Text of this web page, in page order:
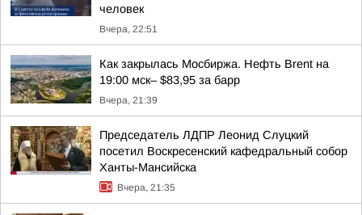
человек
Вчера, 22:51
Как закрылась Мосбиржа. Нефть Brent на
19:00 мск– $83,95 за барр
Вчера, 21:39
Председатель ЛДПР Леонид Слуцкий
посетил Воскресенский кафедральный собор
Ханты-Мансийска
Вчера, 21:35